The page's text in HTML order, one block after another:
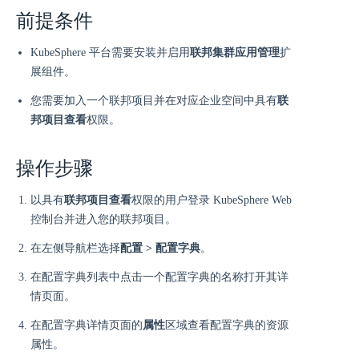
前提条件
KubeSphere 平台需要安装并启用联邦集群应用管理扩
展组件。
您需要加入一个联邦项目并在对应企业空间中具有联
邦项目查看权限。
操作步骤
以具有联邦项目查看权限的用户登录 KubeSphere Web
控制台并进入您的联邦项目。
在左侧导航栏选择配置 > 配置字典。
在配置字典列表中点击一个配置字典的名称打开其详
情页面。
在配置字典详情页面的属性 区域查看配置字典的资源
属性。